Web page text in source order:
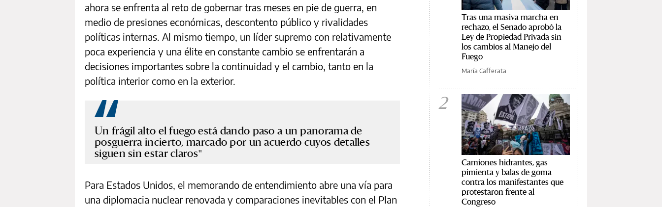
ahora se enfrenta al reto de gobernar tras meses en pie de guerra, en
medio de presiones económicas, descontento público y rivalidades
políticas internas. Al mismo tiempo, un líder supremo con relativamente
poca experiencia y una élite en constante cambio se enfrentarán a
decisiones importantes sobre la continuidad y el cambio, tanto en la
política interior como en la exterior.
Un frágil alto el fuego está dando paso a un panorama de
posguerra incierto, marcado por un acuerdo cuyos detalles
siguen sin estar claros
Para Estados Unidos, el memorando de entendimiento abre una vía para
una diplomacia nuclear renovada y comparaciones inevitables con el Plan
Tras una masiva marcha en
rechazo, el Senado aprobó la
Ley de Propiedad Privada sin
los cambios al Manejo del
Fuego
María Cafferata
2
Camiones hidrantes, gas
pimienta y balas de goma
contra los manifestantes que
protestaron frente al
Congreso